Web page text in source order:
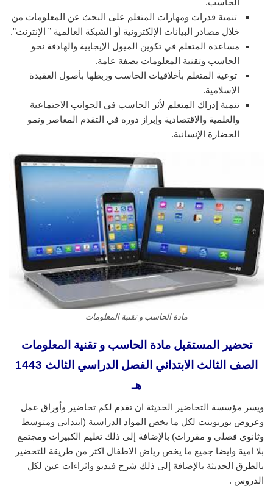
الحاسب.
تنمية قدرات ومهارات المتعلم على البحث عن المعلومات من
خلال مصادر البيانات الإلكترونية أو الشبكة العالمية ” الإنترنت”.
مساعدة المتعلم في تكوين الميول الإيجابية والهادفة نحو
الحاسب وتقنية المعلومات بصفة عامة.
توعية المتعلم بأخلاقيات الحاسب وربطها بأصول العقيدة
الإسلامية.
تنمية إدراك المتعلم لأثر الحاسب في الجوانب الاجتماعية
والعلمية والاقتصادية وإبراز دوره في التقدم المعاصر ونمو
الحضارة الإنسانية.
مادة الحاسب و تقنية المعلومات
تحضير المستقبل مادة الحاسب و تقنية المعلومات
الصف الثالث الابتدائي الفصل الدراسي الثالث 1443
هـ
ويسر مؤسسة التحاضير الحديثة ان تقدم لكم تحاضير وأوراق عمل
وعروض بوربوينت لكل ما يخص المواد الدراسية (ابتدائي ومتوسط
وثانوي فصلي و مقررات) بالإضافة إلى ذلك تعليم الكبيرات ومجتمع
بلا امية وايضا جميع ما يخص رياض الاطفال اكثر من طريقة للتحضير
بالطرق الحديثة بالإضافة إلى ذلك شرح فيديو واثراءات عين لكل
الدروس .